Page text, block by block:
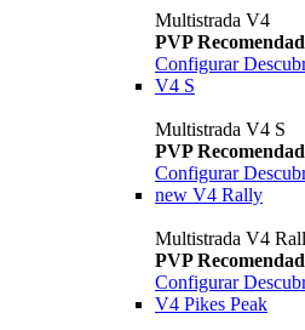
Multistrada V4
PVP
Configurar
V4 S
Multistrada V4 S
PVP
Configurar
new V4 Rally
Multistrada V4
PVP
Configurar
V4 Pikes Peak